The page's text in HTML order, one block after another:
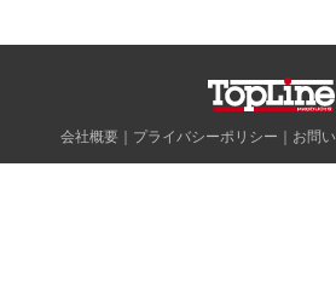
会社概要 プライバシーポリシー お問